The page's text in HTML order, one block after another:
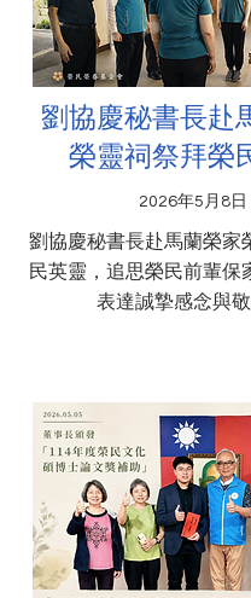
劉協慶秘書長赴
榮靈祠祭拜榮
2026年5月8日
劉協慶秘書長赴馬蘭榮家
民英靈，追思榮民前輩保
表達誠摯感念與敬